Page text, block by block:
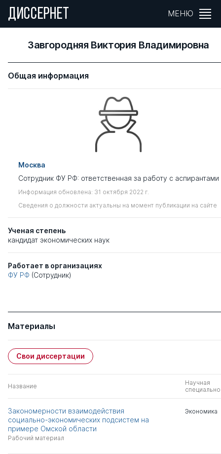
ДИССЕРНЕТ МЕНЮ
Завгородняя Виктория Владимировна
Общая информация
Москва
Сотрудник ФУ РФ: ответственная за работу с аспирантами
Информация обновлена: 31 октября 2022 г.
Сведения о должности актуальны на момент публикации на сайте
Ученая степень
кандидат экономических наук
Работает в организациях
ФУ РФ (Сотрудник)
Материалы
Свои диссертации
Название
Научная
Закономерности взаимодействия
социально-экономических подсистем на
примере Омской области
Рабочий материал
Экономика